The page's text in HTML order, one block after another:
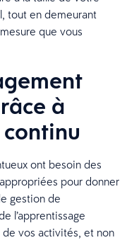
tout en demeurant
que vous
à
ont besoin des
pour donner
gestion de
l’apprentissage
vos activités, et non